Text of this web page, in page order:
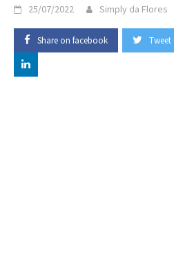
25/07/2022 Simply da Flores
Share on facebook